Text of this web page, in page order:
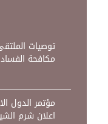
توصيات
مكافحة الفساد
مؤتمر الدول
اعلان شرم